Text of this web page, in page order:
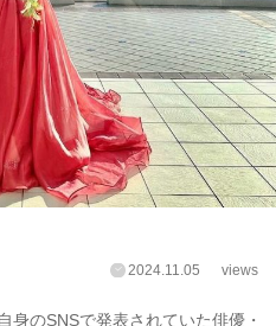
2024.11.05 views
身のSNSで発表されていた俳優・